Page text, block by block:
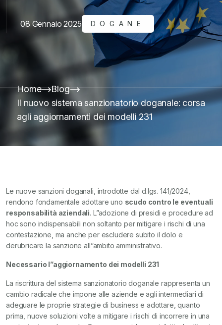
08 Gennaio 2025 DOGANE
Home
Blog
Il nuovo sistema sanzionatorio doganale: corsa
agli aggiornamenti dei modelli 231
Le nuove sanzioni doganali, introdotte dal d.lgs. 141/2024,
rendono fondamentale adottare uno scudo contro le eventuali
responsabilità aziendali. L”adozione di presidi e procedure ad
hoc sono indispensabili non soltanto per mitigare i rischi di una
contestazione, ma anche per escludere subito il dolo e
derubricare la sanzione all”ambito amministrativo.
Necessario l”aggiornamento dei modelli 231
La riscrittura del sistema sanzionatorio doganale rappresenta un
cambio radicale che impone alle aziende e agli intermediari di
adeguare le proprie strategie di business e adottare, quanto
prima, nuove soluzioni volte a mitigare i rischi di incorrere in una